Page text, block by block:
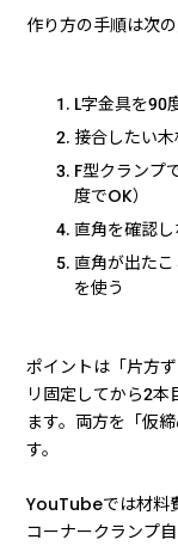
作り方の手順は次の
L字金具を90
接合したい
F型クランプ
度でOK）
直角を確認
直角が出た
を使う
ポイントは「片方
リ固定してから2
ます。両方を「仮
す。
YouTubeでは材料
コーナークランプ